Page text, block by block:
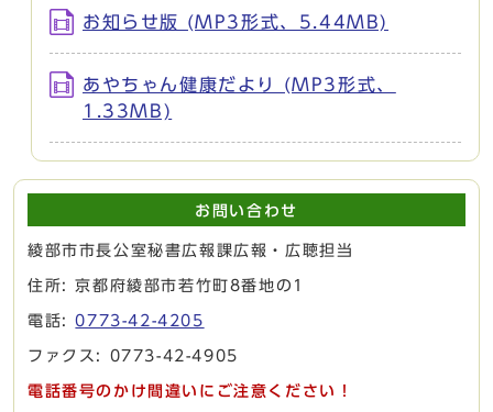
お知らせ版 (MP3形式、5.44MB)
あやちゃん健康だより (MP3形式、
1.33MB)
お問い合わせ
綾部市市長公室秘書広報課広報・広聴担当
住所: 京都府綾部市若竹町8番地の1
電話:0773-42-4205
ファクス: 0773-42-4905
電話番号のかけ間違いにご注意ください！